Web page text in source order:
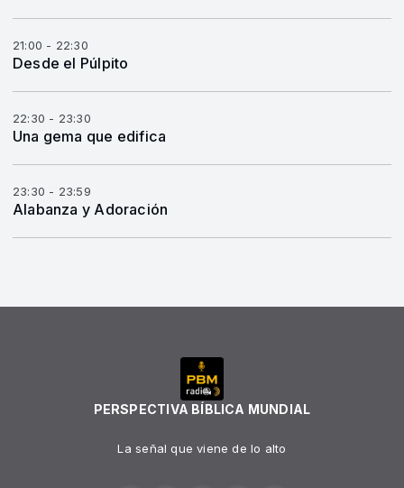
21:00 - 22:30
Desde el Púlpito
22:30 - 23:30
Una gema que edifica
23:30 - 23:59
Alabanza y Adoración
PERSPECTIVA BÍBLICA MUNDIAL
La señal que viene de lo alto